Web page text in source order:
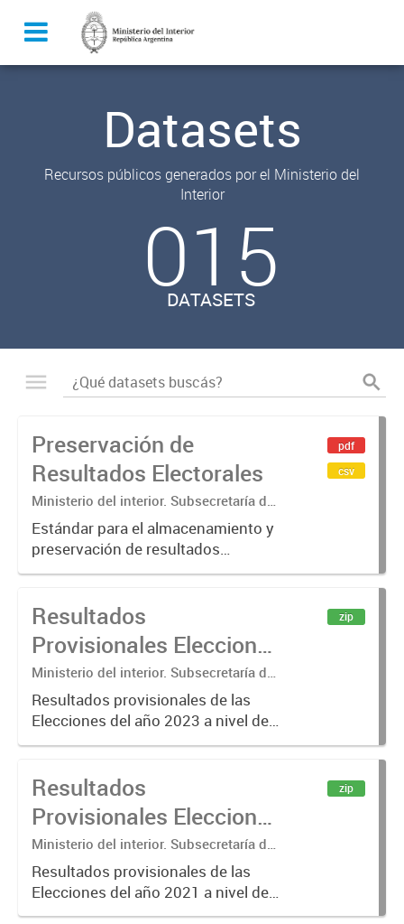
Datasets
Recursos públicos generados por el Ministerio del
Interior
015
DATASETS
Preservación de
Resultados Electorales
Ministerio del interior. Subsecretaría de
Asuntos Políticos. Dirección Nacional
Electoral
Estándar para el almacenamiento y
preservación de resultados
electorales
pdf
csv
Resultados
Provisionales Elecciones
2023
Ministerio del interior. Subsecretaría de
Asuntos Políticos. Dirección Nacional
Electoral
Resultados provisionales de las
Elecciones del año 2023 a nivel de
mesa de votación. Los resultados
correspondientes a escrutinios
provisorios de elecciones
nacionales....
zip
Resultados
Provisionales Elecciones
2021
Ministerio del interior. Subsecretaría de
Asuntos Políticos. Dirección Nacional
Electoral
Resultados provisionales de las
Elecciones del año 2021 a nivel de
mesa de votación. Los resultados
zip